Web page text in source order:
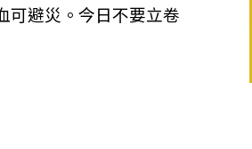
可避災。今日不要立卷